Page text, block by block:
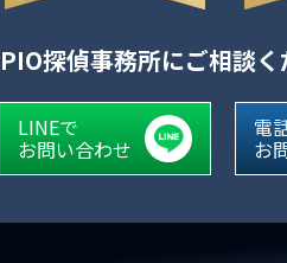
PIO探偵事務所にご相談く
LINEで
お問い合わせ
電
お